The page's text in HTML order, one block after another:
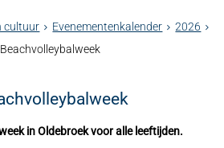
cultuur Evenementenkalender
2026
in Oldebroek voor alle leeftijden.